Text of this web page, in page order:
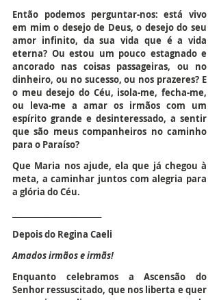
Então podemos perguntar-nos: está vivo
em mim o desejo de Deus, o desejo do seu
amor infinito, da sua vida que é a vida
eterna? Ou estou um pouco estagnado e
ancorado nas coisas passageiras, ou no
dinheiro, ou no sucesso, ou nos prazeres? E
o meu desejo do Céu, isola-me, fecha-me,
ou leva-me a amar os irmãos com um
espírito grande e desinteressado, a sentir
que são meus companheiros no caminho
para o Paraíso?
Que Maria nos ajude, ela que já chegou à
meta, a caminhar juntos com alegria para
a glória do Céu.
Depois do Regina Caeli
Amados irmãos e irmãs!
Enquanto celebramos a Ascensão do
Senhor ressuscitado, que nos liberta e quer